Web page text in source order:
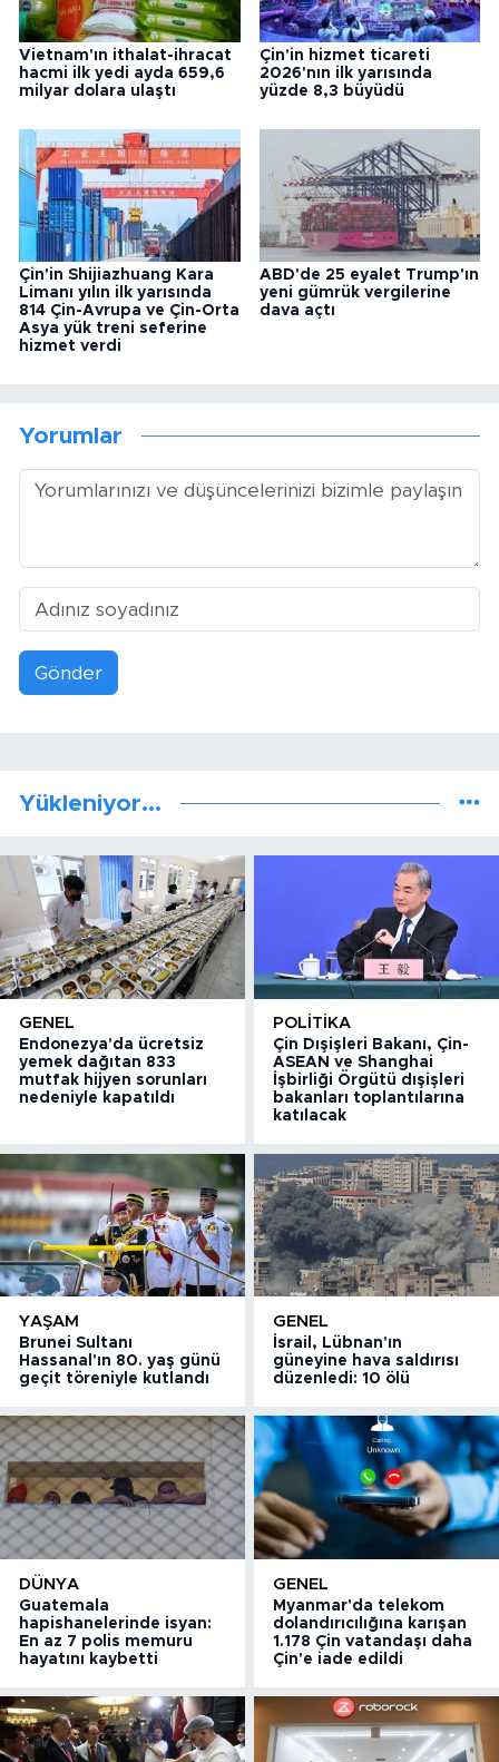
Vietnam'ın ithalat-ihracat
hacmi ilk yedi ayda 659,6
milyar dolara ulaştı
Çin'in hizmet ticareti
2026'nın ilk yarısında
yüzde 8,3 büyüdü
Çin'in Shijiazhuang Kara
Limanı yılın ilk yarısında
814 Çin-Avrupa ve Çin-Orta
Asya yük treni seferine
hizmet verdi
ABD'de 25 eyalet Trump'ın
yeni gümrük vergilerine
dava açtı
Yorumlar
Gönder
Yükleniyor...
GENEL
Endonezya'da ücretsiz
yemek dağıtan 833
mutfak hijyen sorunları
nedeniyle kapatıldı
POLITIKA
Çin Dışişleri Bakanı, Çin-
ASEAN ve Shanghai
İşbirliği Örgütü dışişleri
bakanları toplantılarına
katılacak
YAŞAM
Brunei Sultanı
Hassanal'ın 80. yaş günü
geçit töreniyle kutlandı
GENEL
İsrail, Lübnan'ın
güneyine hava saldırısı
düzenledi: 10 ölü
DÜNYA
Guatemala
hapishanelerinde isyan:
En az 7 polis memuru
hayatını kaybetti
GENEL
Myanmar'da telekom
dolandırıcılığına karışan
1.178 Çin vatandaşı daha
Çin'e iade edildi